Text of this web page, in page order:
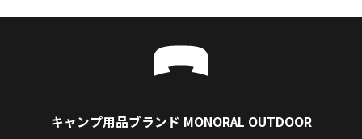
キャンプ用品ブランド MONORAL OUTDOOR